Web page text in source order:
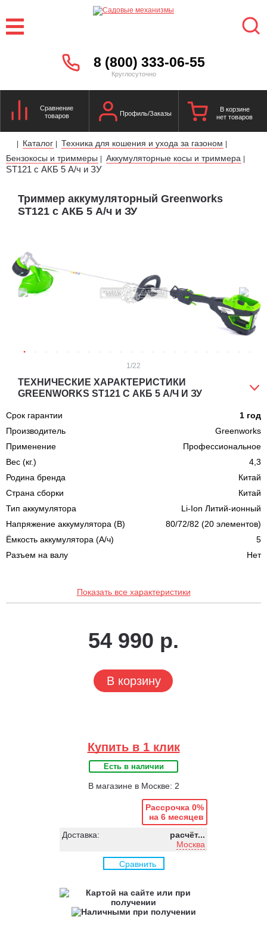
8 (800) 333-06-55
Круглосуточно
Сравнение
товаров
Профиль/Заказы
В корзине
нет товаров
| Каталог | Техника для кошения и ухода за газоном |
Бензокосы и триммеры | Аккумуляторные косы и триммера |
ST121 с АКБ 5 А/ч и ЗУ
Триммер аккумуляторный Greenworks
ST121 с АКБ 5 А/ч и ЗУ
1 /22
ТЕХНИЧЕСКИЕ ХАРАКТЕРИСТИКИ
GREENWORKS ST121 С АКБ 5 А/Ч И ЗУ
Срок гарантии
1 год
Производитель
Greenworks
Применение
Профессиональное
Вес (кг.)
4,3
Родина бренда
Китай
Страна сборки
Китай
Тип аккумулятора
Li-Ion Литий-ионный
Напряжение аккумулятора (В)
80/72/82 (20 элементов)
Ёмкость аккумулятора (А/ч)
5
Разъем на валу
Нет
Показать все характеристики
54 990 р.
В корзину
Купить в 1 клик
Есть в наличии
В магазине в Москве: 2
Рассрочка 0%
на 6 месяцев
Доставка:
расчёт...
Москва
Сравнить